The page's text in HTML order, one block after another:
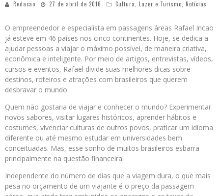
Redacao 27 de abril de 2016 Cultura, Lazer e Turismo, Notícias
O empreendedor e especialista em passagens áreas Rafael Incao
já esteve em 46 países nos cinco continentes. Hoje, se dedica a
ajudar pessoas a viajar o máximo possível, de maneira criativa,
econômica e inteligente. Por meio de artigos, entrevistas, vídeos,
cursos e eventos, Rafael divide suas melhores dicas sobre
destinos, roteiros e atrações com brasileiros que querem
desbravar o mundo.
Quem não gostaria de viajar e conhecer o mundo? Experimentar
novos sabores, visitar lugares históricos, aprender hábitos e
costumes, vivenciar culturas de outros povos, praticar um idioma
diferente ou até mesmo estudar em universidades bem
conceituadas. Mas, esse sonho de muitos brasileiros esbarra
principalmente na questão financeira.
Independente do número de dias que a viagem dura, o que mais
pesa no orçamento de um viajante é o preço da passagem